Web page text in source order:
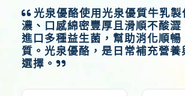
光泉優酪使用光泉優質牛乳製
濃、口感綿密豐厚且滑順不酸澀
進口多種益生菌，幫助消化順暢
質。光泉優酪，是日常補充營養
選擇。